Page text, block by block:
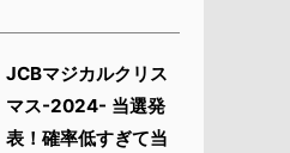
JCBマジカルクリス
マス-2024- 当選発
表！確率低すぎて当